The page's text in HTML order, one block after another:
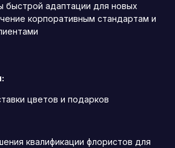
быстрой адаптации для новых
корпоративным стандартам и
цветов и подарков
квалификации флористов для